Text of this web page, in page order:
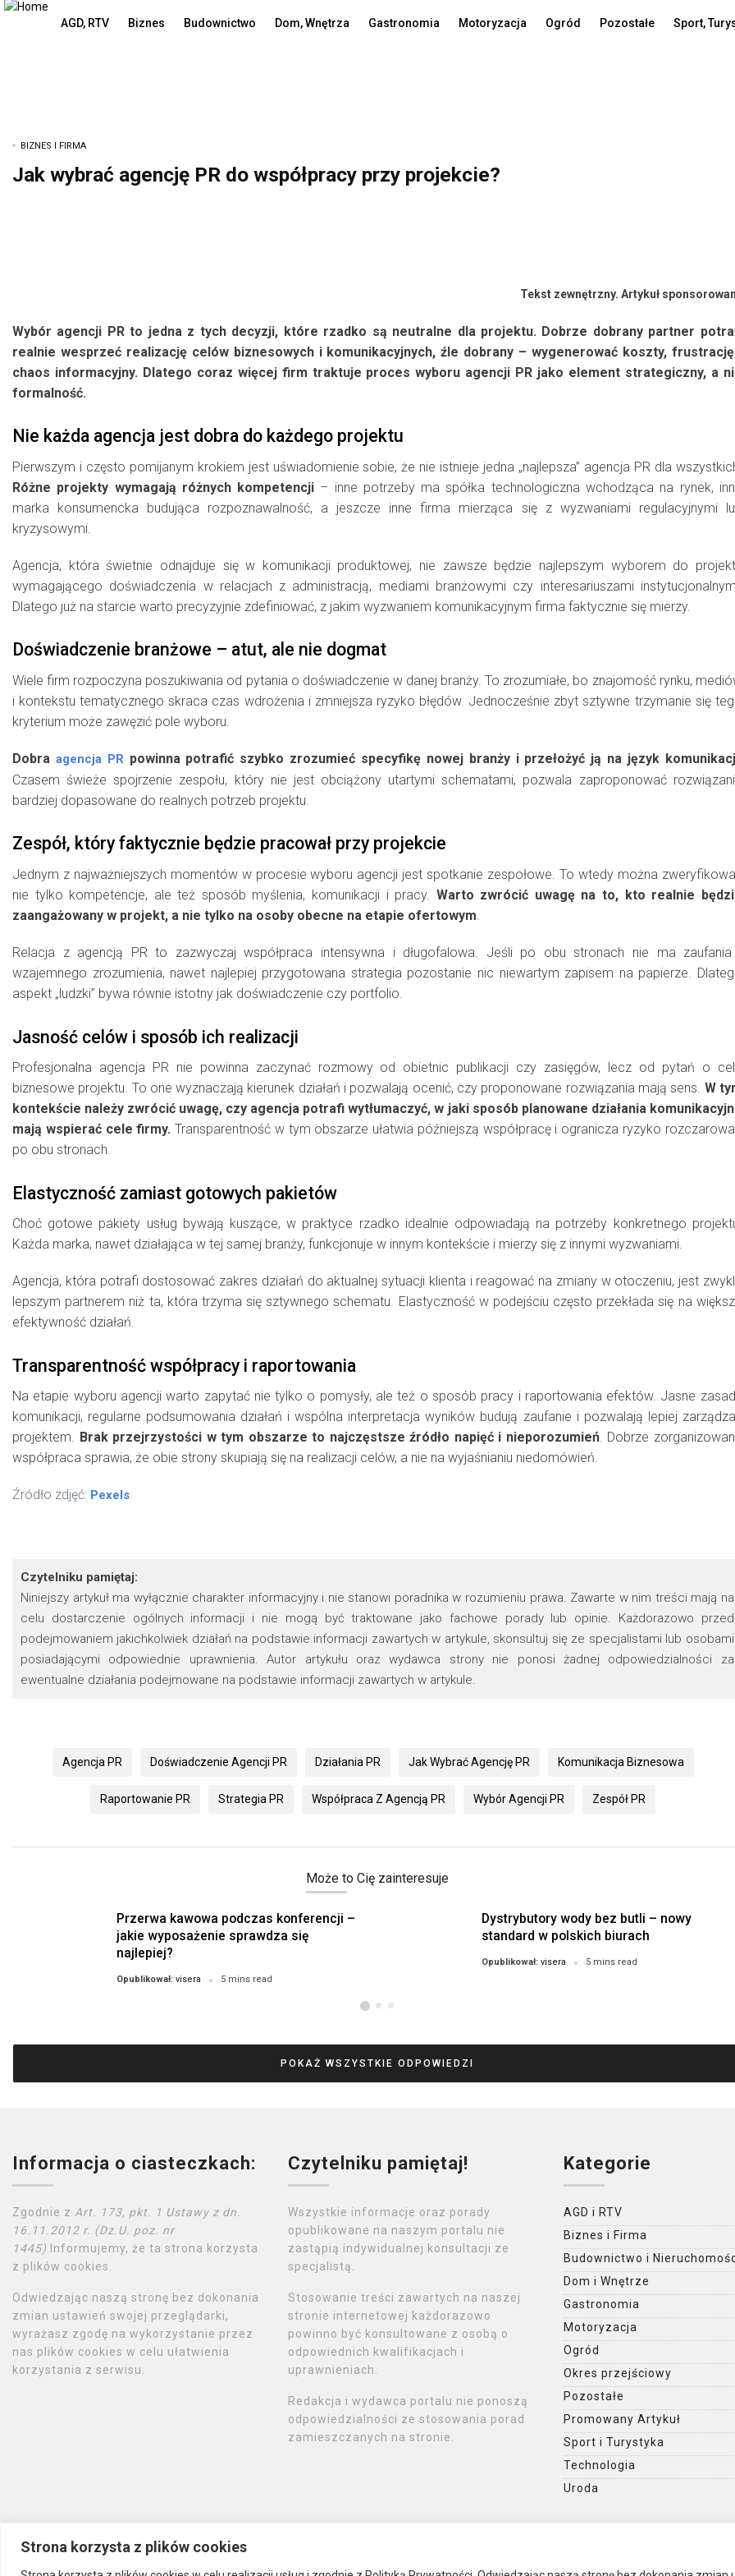
Strona korzysta z plików cookies
piątek, 7 sierpnia, 2026
AGD, RTV Biznes Budownictwo Dom, Wnętrza Gastronomia Motoryzacja Ogród Pozostałe Sport,
BIZNES I FIRMA
Jak wybrać agencję PR do współpracy przy projekcie?
Tekst zewnętrzny. Artykuł
Wybór agencji PR to jedna z tych decyzji, które rzadko są neutralne dla projektu. Dobrze dobrany partner
realnie wesprzeć realizację celów biznesowych i komunikacyjnych, źle dobrany – wygenerować koszty,
chaos informacyjny. Dlatego coraz więcej firm traktuje proces wyboru agencji PR jako element strategiczny, a
formalność.
Nie każda agencja jest dobra do każdego projektu
Pierwszym i często pomijanym krokiem jest uświadomienie sobie, że nie istnieje jedna „najlepsza” agencja PR dla
Różne projekty wymagają różnych kompetencji – inne potrzeby ma spółka technologiczna wchodząca na rynek,
marka konsumencka budująca rozpoznawalność, a jeszcze inne firma mierząca się z wyzwaniami regulacyjnymi
kryzysowymi.
Agencja, która świetnie odnajduje się w komunikacji produktowej, nie zawsze będzie najlepszym wyborem do
wymagającego doświadczenia w relacjach z administracją, mediami branżowymi czy interesariuszami
Dlatego już na starcie warto precyzyjnie zdefiniować, z jakim wyzwaniem komunikacyjnym firma faktycznie się mierzy.
Doświadczenie branżowe – atut, ale nie dogmat
Wiele firm rozpoczyna poszukiwania od pytania o doświadczenie w danej branży. To zrozumiałe, bo znajomość rynku,
i kontekstu tematycznego skraca czas wdrożenia i zmniejsza ryzyko błędów. Jednocześnie zbyt sztywne trzymanie się
kryterium może zawęzić pole wyboru.
Dobra agencja PRpowinna potrafić szybko zrozumieć specyfikę nowej branży i przełożyć ją na język
Czasem świeże spojrzenie zespołu, który nie jest obciążony utartymi schematami, pozwala zaproponować
bardziej dopasowane do realnych potrzeb projektu.
Zespół, który faktycznie będzie pracował przy projekcie
Jednym z najważniejszych momentów w procesie wyboru agencji jest spotkanie zespołowe. To wtedy można
nie tylko kompetencje, ale też sposób myślenia, komunikacji i pracy. Warto zwrócić uwagę na to, kto realnie
zaangażowany w projekt, a nie tylko na osoby obecne na etapie ofertowym.
Relacja z agencją PR to zazwyczaj współpraca intensywna i długofalowa. Jeśli po obu stronach nie ma
wzajemnego zrozumienia, nawet najlepiej przygotowana strategia pozostanie nic niewartym zapisem na papierze.
aspekt „ludzki” bywa równie istotny jak doświadczenie czy portfolio.
Jasność celów i sposób ich realizacji
Profesjonalna agencja PR nie powinna zaczynać rozmowy od obietnic publikacji czy zasięgów, lecz od pytań o
biznesowe projektu. To one wyznaczają kierunek działań i pozwalają ocenić, czy proponowane rozwiązania mają sens. W
kontekście należy zwrócić uwagę, czy agencja potrafi wytłumaczyć, w jaki sposób planowane działania
mają wspierać cele firmy. Transparentność w tym obszarze ułatwia późniejszą współpracę i ogranicza ryzyko
po obu stronach.
Elastyczność zamiast gotowych pakietów
Choć gotowe pakiety usług bywają kuszące, w praktyce rzadko idealnie odpowiadają na potrzeby konkretnego
Każda marka, nawet działająca w tej samej branży, funkcjonuje w innym kontekście i mierzy się z innymi wyzwaniami.
Agencja, która potrafi dostosować zakres działań do aktualnej sytuacji klienta i reagować na zmiany w otoczeniu, jest
lepszym partnerem niż ta, która trzyma się sztywnego schematu. Elastyczność w podejściu często przekłada się na
efektywność działań.
Transparentność współpracy i raportowania
Na etapie wyboru agencji warto zapytać nie tylko o pomysły, ale też o sposób pracy i raportowania efektów. Jasne
komunikacji, regularne podsumowania działań i wspólna interpretacja wyników budują zaufanie i pozwalają lepiej
projektem. Brak przejrzystości w tym obszarze to najczęstsze źródło napięć i nieporozumień. Dobrze
współpraca sprawia, że obie strony skupiają się na realizacji celów, a nie na wyjaśnianiu niedomówień.
Źródło zdjęć: Pexels
Czytelniku pamiętaj:
Niniejszy artykuł ma wyłącznie charakter informacyjny i nie stanowi poradnika w rozumieniu prawa. Zawarte w nim treści mają na
celu dostarczenie ogólnych informacji i nie mogą być traktowane jako fachowe porady lub opinie. Każdorazowo przed
podejmowaniem jakichkolwiek działań na podstawie informacji zawartych w artykule, skonsultuj się ze specjalistami lub osobami
posiadającymi odpowiednie uprawnienia. Autor artykułu oraz wydawca strony nie ponosi żadnej odpowiedzialności za
ewentualne działania podejmowane na podstawie informacji zawartych w artykule.
Agencja PR Doświadczenie Agencji PR Działania PR Jak Wybrać Agencję PR Komunikacja Biznesowa
Raportowanie PR Strategia PR Współpraca Z Agencją PR Wybór Agencji PR Zespół PR
Może to Cię zainteresuje
Przerwa kawowa podczas konferencji –
jakie wyposażenie sprawdza się
najlepiej?
Opublikował: visera 5 mins read
Dystrybutory wody bez butli – nowy
standard w polskich biurach
Opublikował: visera 5 mins read
POKAŻ WSZYSTKIE ODPOWIEDZI
Informacja o ciasteczkach:
Zgodnie z Art. 173, pkt. 1 Ustawy z dn.
16.11.2012 r. (Dz.U. poz. nr
1445) Informujemy, że ta strona korzysta
z plików cookies.
Odwiedzając naszą stronę bez dokonania
zmian ustawień swojej przeglądarki,
wyrażasz zgodę na wykorzystanie przez
nas plików cookies w celu ułatwienia
korzystania z serwisu.
Czytelniku pamiętaj!
Wszystkie informacje oraz porady
opublikowane na naszym portalu nie
zastąpią indywidualnej konsultacji ze
specjalistą.
Stosowanie treści zawartych na naszej
stronie internetowej każdorazowo
powinno być konsultowane z osobą o
odpowiednich kwalifikacjach i
uprawnieniach.
Redakcja i wydawca portalu nie ponoszą
odpowiedzialności ze stosowania porad
zamieszczanych na stronie.
Kategorie
AGD i RTV
Biznes i Firma
Budownictwo i
Dom i Wnętrze
Gastronomia
Motoryzacja
Ogród
Okres przejściowy
Pozostałe
Promowany Artykuł
Sport i Turystyka
Technologia
Uroda